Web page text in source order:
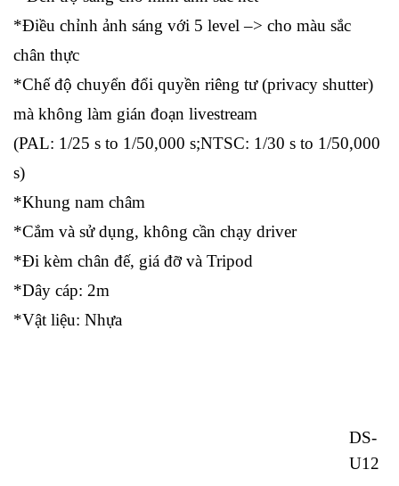
*Điều chỉnh ảnh sáng với 5 level –> cho màu sắc
chân thực
*Chế độ chuyển đổi quyền riêng tư (privacy shutter)
mà không làm gián đoạn livestream
(PAL: 1/25 s to 1/50,000 s;NTSC: 1/30 s to 1/50,000
s)
*Khung nam châm
*Cắm và sử dụng, không cần chạy driver
*Đi kèm chân đế, giá đỡ và Tripod
*Dây cáp: 2m
*Vật liệu: Nhựa
DS-
U12